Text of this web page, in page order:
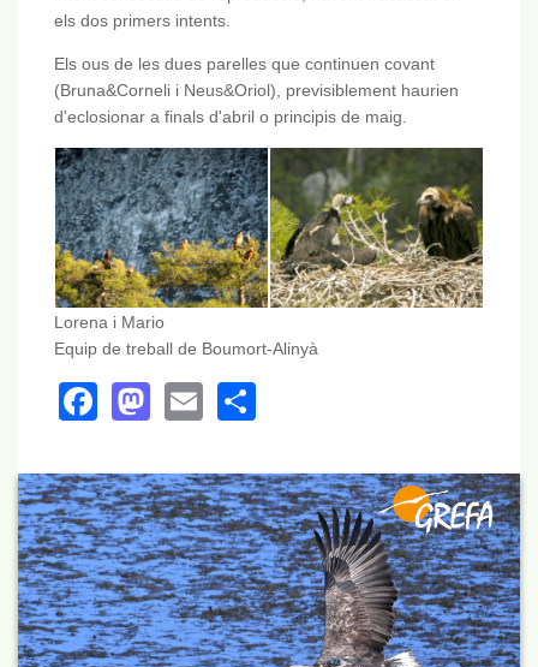
els dos primers intents.
Els ous de les dues parelles que continuen covant
(Bruna&Corneli i Neus&Oriol), previsiblement haurien
d'eclosionar a finals d'abril o principis de maig.
Lorena i Mario
Equip de treball de Boumort-Alinyà
Facebook
Mastodon
Email